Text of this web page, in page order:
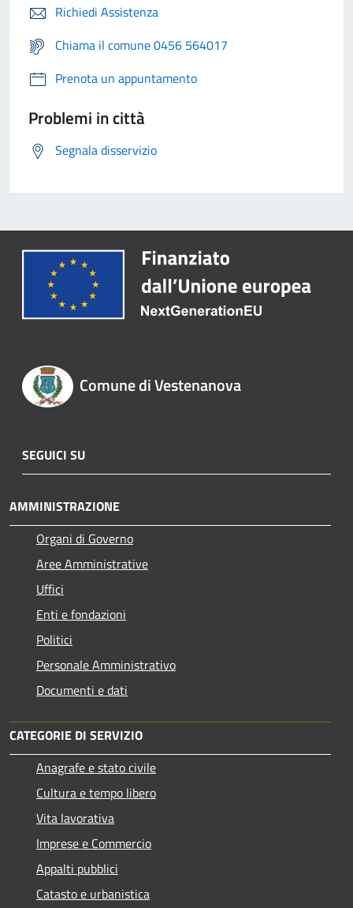
Richiedi Assistenza
Chiama il comune 0456 564017
Prenota un appuntamento
Problemi in città
Segnala disservizio
Comune di Vestenanova
SEGUICI SU
AMMINISTRAZIONE
Organi di Governo
Aree Amministrative
Uffici
Enti e fondazioni
Politici
Personale Amministrativo
Documenti e dati
CATEGORIE DI SERVIZIO
Anagrafe e stato civile
Cultura e tempo libero
Vita lavorativa
Imprese e Commercio
Appalti pubblici
Catasto e urbanistica